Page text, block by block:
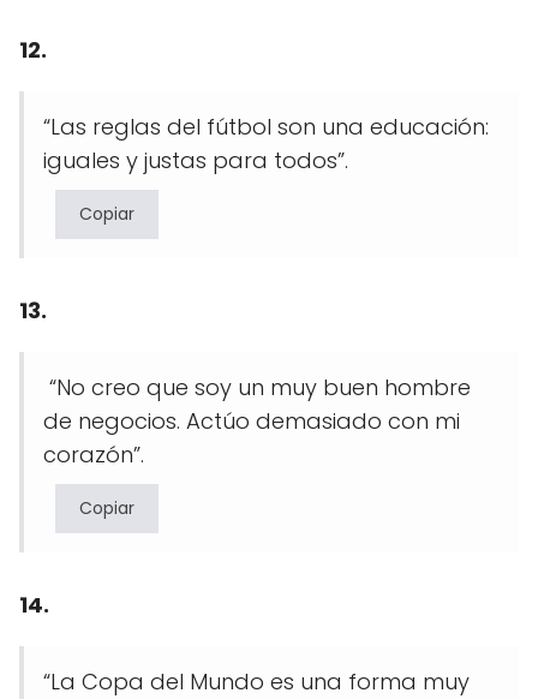
12.
“Las reglas del fútbol son una educación:
iguales y justas para todos”.
Copiar
13.
“No creo que soy un muy buen hombre
de negocios. Actúo demasiado con mi
corazón”.
Copiar
14.
“La Copa del Mundo es una forma muy